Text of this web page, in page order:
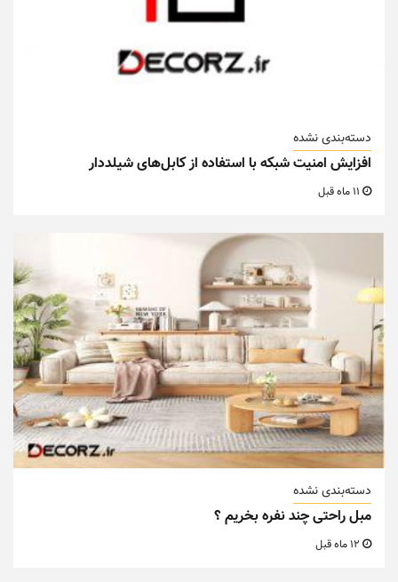
دسته‌بندی نشده
افزایش امنیت شبکه با استفاده از کابل‌های شیلددار
دسته‌بندی نشده
مبل راحتی چند نفره بخریم ؟